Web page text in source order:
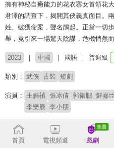
擁有神秘自癒能力的花衣寨女首領花
君澤的調查下，揭開其俠義真面目。
姓、破獲命案，聲名鵲起。正當一切
舉，竟引來一場驚天陰謀，危機悄然
2023 中國 國語 普遍級
類別： 武俠 古裝 短劇
演員： 王皓禎 張冰倩 郭衛鵬 鮮嘉
李樂辰 李小朋
導演：
首頁 電視頻道 戲劇